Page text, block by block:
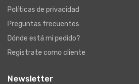
Políticas de privacidad
Preguntas frecuentes
Dónde está mi pedido?
Registrate como cliente
Newsletter